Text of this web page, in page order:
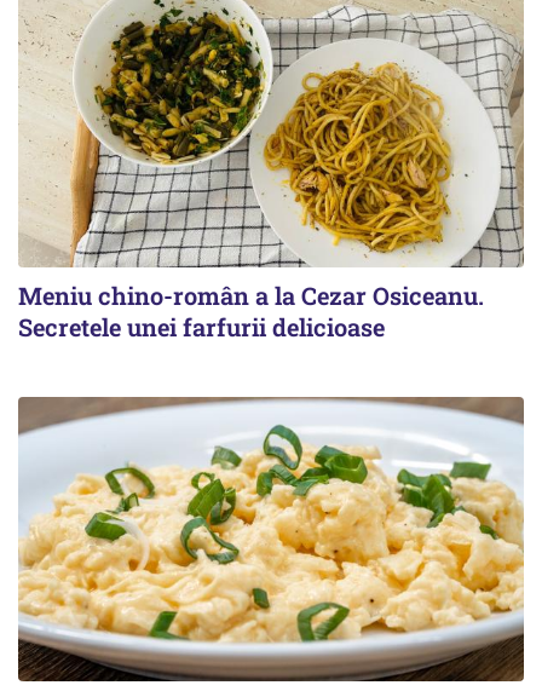
Meniu chino-român a la Cezar Osiceanu.
Secretele unei farfurii delicioase